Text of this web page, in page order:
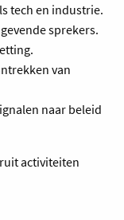
tech en industrie.
sprekers.
van
naar beleid
activiteiten